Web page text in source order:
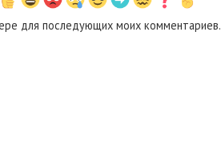
для последующих моих комментариев.